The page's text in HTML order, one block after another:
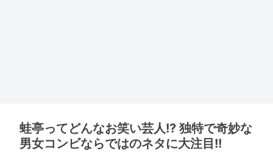
蛙亭ってどんなお笑い芸人!? 独特で奇妙な
男女コンビならではのネタに大注目!!